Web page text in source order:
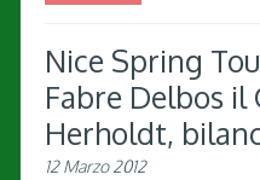
Nice Spring
Fabre Delbos il
Herholdt,
12 Marzo 2012